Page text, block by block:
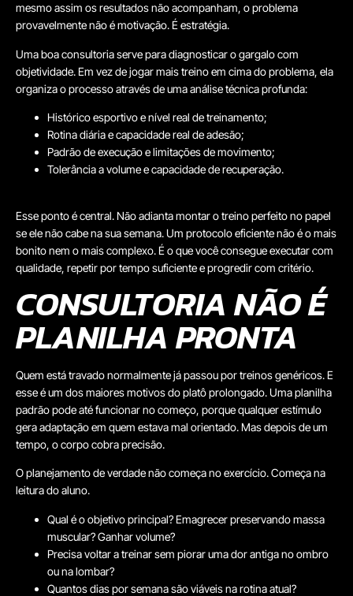
mesmo assim os resultados não acompanham, o problema
provavelmente não é motivação. É estratégia.
Uma boa consultoria serve para diagnosticar o gargalo com
objetividade. Em vez de jogar mais treino em cima do problema, ela
organiza o processo através de uma análise técnica profunda:
Histórico esportivo e nível real de treinamento;
Rotina diária e capacidade real de adesão;
Padrão de execução e limitações de movimento;
Tolerância a volume e capacidade de recuperação.
Esse ponto é central. Não adianta montar o treino perfeito no papel
se ele não cabe na sua semana. Um protocolo eficiente não é o mais
bonito nem o mais complexo. É o que você consegue executar com
qualidade, repetir por tempo suficiente e progredir com critério.
CONSULTORIA NÃO É
PLANILHA PRONTA
Quem está travado normalmente já passou por treinos genéricos. E
esse é um dos maiores motivos do platô prolongado. Uma planilha
padrão pode até funcionar no começo, porque qualquer estímulo
gera adaptação em quem estava mal orientado. Mas depois de um
tempo, o corpo cobra precisão.
O planejamento de verdade não começa no exercício. Começa na
leitura do aluno.
Qual é o objetivo principal? Emagrecer preservando massa
muscular? Ganhar volume?
Precisa voltar a treinar sem piorar uma dor antiga no ombro
ou na lombar?
Quantos dias por semana são viáveis na rotina atual?